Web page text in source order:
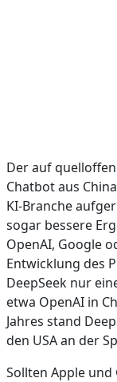
Der auf
Chatbot aus
KI-Branche
sogar bessere
OpenAI, Google
Entwicklung des
DeepSeek nur
etwa OpenAI in
Jahres stand
den USA an der
Sollten Apple